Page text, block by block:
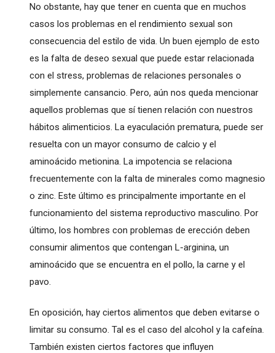
No obstante, hay que tener en cuenta que en muchos
casos los problemas en el rendimiento sexual son
consecuencia del estilo de vida. Un buen ejemplo de esto
es la falta de deseo sexual que puede estar relacionada
con el stress, problemas de relaciones personales o
simplemente cansancio. Pero, aún nos queda mencionar
aquellos problemas que sí tienen relación con nuestros
hábitos alimenticios. La eyaculación prematura, puede ser
resuelta con un mayor consumo de calcio y el
aminoácido metionina. La impotencia se relaciona
frecuentemente con la falta de minerales como magnesio
o zinc. Este último es principalmente importante en el
funcionamiento del sistema reproductivo masculino. Por
último, los hombres con problemas de erección deben
consumir alimentos que contengan L-arginina, un
aminoácido que se encuentra en el pollo, la carne y el
pavo.
En oposición, hay ciertos alimentos que deben evitarse o
limitar su consumo. Tal es el caso del alcohol y la cafeína.
También existen ciertos factores que influyen